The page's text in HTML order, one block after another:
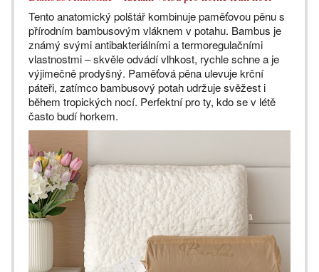
Tento anatomický polštář kombinuje paměťovou pěnu s
přírodním bambusovým vláknem v potahu. Bambus je
známý svými antibakteriálními a termoregulačními
vlastnostmi – skvěle odvádí vlhkost, rychle schne a je
výjimečně prodyšný. Paměťová pěna ulevuje krční
páteři, zatímco bambusový potah udržuje svěžest i
během tropických nocí. Perfektní pro ty, kdo se v létě
často budí horkem.